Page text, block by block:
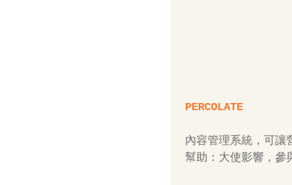
PERCOLATE
內容管理系統，可讓
幫助：大使影響，參